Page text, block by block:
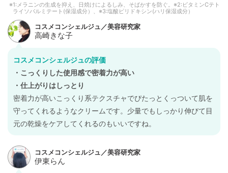
1:メラニンの生成を抑え、日焼けによるしみ、そばかすを防ぐ。※2:ビタミンCテト
ライソパルミテート(保湿成分）、※3:塩酸ピリドキシン(ハリ保湿成分）
コスメコンシェルジュの評価
・こっくりした使用感で密着力が高い
・仕上がりはしっとり
密着力が高いこっくり系テクスチャでぴたっとくっついて肌を
守ってくれるようなクリームです。少量でもしっかり伸びて目
元の乾燥をケアしてくれるのもいいですね。